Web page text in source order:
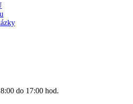
do 17:00 hod.